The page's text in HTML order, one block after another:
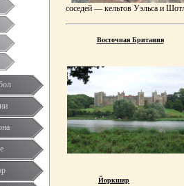
соседей — кельтов Уэльса и
Восточная Британия
Йоркшир